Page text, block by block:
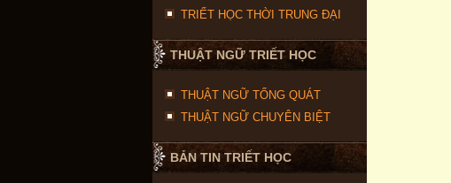
TRIẾT HỌC THỜI TRUNG ĐẠI
THUẬT NGỮ TRIẾT HỌC
THUẬT NGỮ TỔNG QUÁT
THUẬT NGỮ CHUYÊN BIỆT
BẢN TIN TRIẾT HỌC